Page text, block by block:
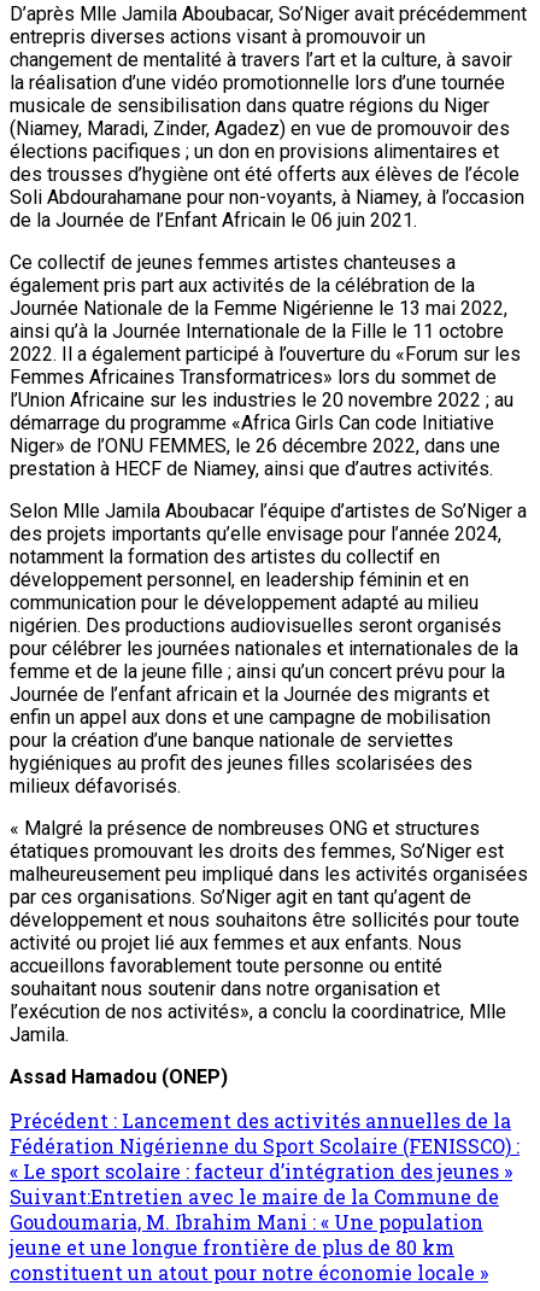
D’après Mlle Jamila Aboubacar, So’Niger avait précédemment
entrepris diverses actions visant à promouvoir un
changement de mentalité à travers l’art et la culture, à savoir
la réalisation d’une vidéo promotionnelle lors d’une tournée
musicale de sensibilisation dans quatre régions du Niger
(Niamey, Maradi, Zinder, Agadez) en vue de promouvoir des
élections pacifiques ; un don en provisions alimentaires et
des trousses d’hygiène ont été offerts aux élèves de l’école
Soli Abdourahamane pour non-voyants, à Niamey, à l’occasion
de la Journée de l’Enfant Africain le 06 juin 2021.
Ce collectif de jeunes femmes artistes chanteuses a
également pris part aux activités de la célébration de la
Journée Nationale de la Femme Nigérienne le 13 mai 2022,
ainsi qu’à la Journée Internationale de la Fille le 11 octobre
2022. Il a également participé à l’ouverture du «Forum sur les
Femmes Africaines Transformatrices» lors du sommet de
l’Union Africaine sur les industries le 20 novembre 2022 ; au
démarrage du programme «Africa Girls Can code Initiative
Niger» de l’ONU FEMMES, le 26 décembre 2022, dans une
prestation à HECF de Niamey, ainsi que d’autres activités.
Selon Mlle Jamila Aboubacar l’équipe d’artistes de So’Niger a
des projets importants qu’elle envisage pour l’année 2024,
notamment la formation des artistes du collectif en
développement personnel, en leadership féminin et en
communication pour le développement adapté au milieu
nigérien. Des productions audiovisuelles seront organisés
pour célébrer les journées nationales et internationales de la
femme et de la jeune fille ; ainsi qu’un concert prévu pour la
Journée de l’enfant africain et la Journée des migrants et
enfin un appel aux dons et une campagne de mobilisation
pour la création d’une banque nationale de serviettes
hygiéniques au profit des jeunes filles scolarisées des
milieux défavorisés.
« Malgré la présence de nombreuses ONG et structures
étatiques promouvant les droits des femmes, So’Niger est
malheureusement peu impliqué dans les activités organisées
par ces organisations. So’Niger agit en tant qu’agent de
développement et nous souhaitons être sollicités pour toute
activité ou projet lié aux femmes et aux enfants. Nous
accueillons favorablement toute personne ou entité
souhaitant nous soutenir dans notre organisation et
l’exécution de nos activités», a conclu la coordinatrice, Mlle
Jamila.
Assad Hamadou (ONEP)
Précédent : Lancement des activités annuelles de la
Fédération Nigérienne du Sport Scolaire (FENISSCO) :
« Le sport scolaire : facteur d’intégration des jeunes »
Suivant:Entretien avec le maire de la Commune de
Goudoumaria, M. Ibrahim Mani : « Une population
jeune et une longue frontière de plus de 80 km
constituent un atout pour notre économie locale »